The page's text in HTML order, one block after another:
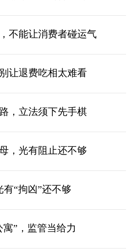
不能让消费者碰运气
让退费吃相太难看
，立法须下先手棋
，光有阻止还不够
“拘凶”还不够
”，监管当给力